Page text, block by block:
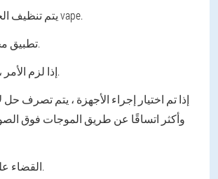
يتم تنظيف الجلد وتخفيف و vape.
تطبيق محلول كيميائي.
إذا لزم الأمر ، اصنع التخدير.
إذا تم اختيار إجراء الأجهزة ، يتم تصرف
وأكثر اتساقًا عن طريق الموجات فوق
القضاء على بقايا المنتج.